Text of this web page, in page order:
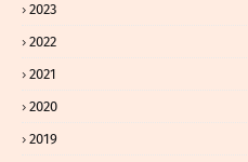
2023
2022
2021
2020
2019